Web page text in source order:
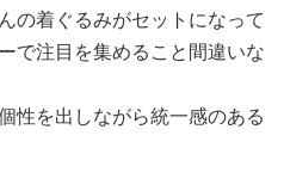
の着ぐるみがセットになって
で注目を集めること間違いな
性を出しながら統一感のある